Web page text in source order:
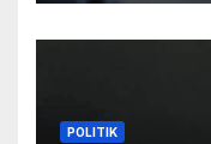
POLITIK